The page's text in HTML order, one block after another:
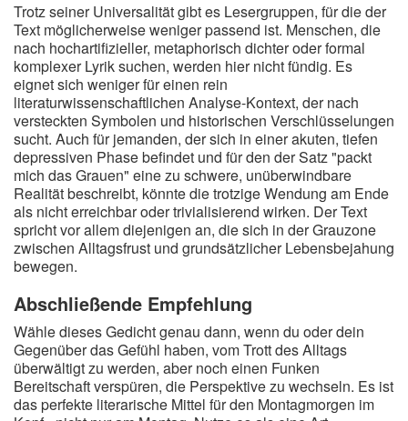
Trotz seiner Universalität gibt es Lesergruppen, für die der
Text möglicherweise weniger passend ist. Menschen, die
nach hochartifizieller, metaphorisch dichter oder formal
komplexer Lyrik suchen, werden hier nicht fündig. Es
eignet sich weniger für einen rein
literaturwissenschaftlichen Analyse-Kontext, der nach
versteckten Symbolen und historischen Verschlüsselungen
sucht. Auch für jemanden, der sich in einer akuten, tiefen
depressiven Phase befindet und für den der Satz "packt
mich das Grauen" eine zu schwere, unüberwindbare
Realität beschreibt, könnte die trotzige Wendung am Ende
als nicht erreichbar oder trivialisierend wirken. Der Text
spricht vor allem diejenigen an, die sich in der Grauzone
zwischen Alltagsfrust und grundsätzlicher Lebensbejahung
bewegen.
Abschließende Empfehlung
Wähle dieses Gedicht genau dann, wenn du oder dein
Gegenüber das Gefühl haben, vom Trott des Alltags
überwältigt zu werden, aber noch einen Funken
Bereitschaft verspüren, die Perspektive zu wechseln. Es ist
das perfekte literarische Mittel für den Montagmorgen im